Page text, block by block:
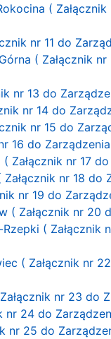
(
nr 11 do
( Załącznik
nr 13 do
nr 14 do
nr 15 do
16 do
nr 17
nr 18 do
nr 19 do
Załącznik nr 20
(
( Załącznik nr
nr 23 do
24 do
nr 25 do